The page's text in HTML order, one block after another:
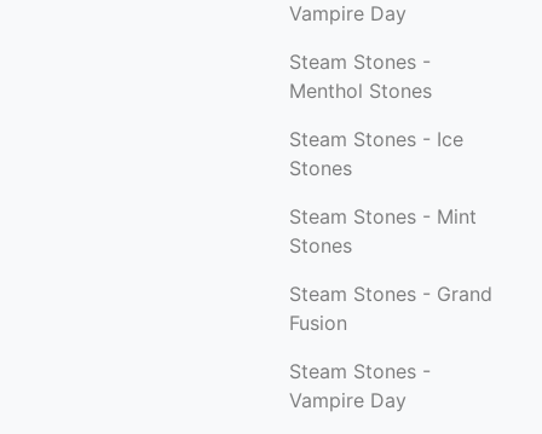
Vampire Day
Steam Stones -
Menthol Stones
Steam Stones - Ice
Stones
Steam Stones - Mint
Stones
Steam Stones - Grand
Fusion
Steam Stones -
Vampire Day